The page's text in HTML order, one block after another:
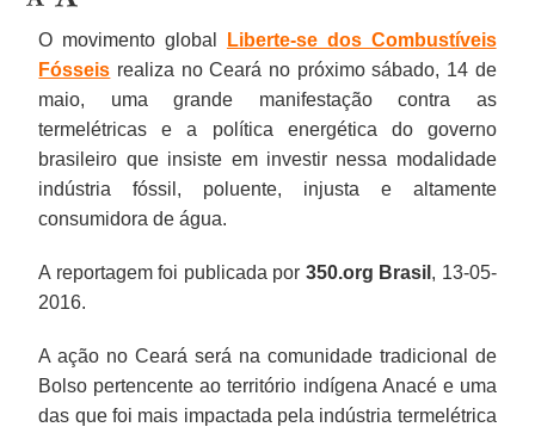
O movimento global
Liberte-se dos Combustíveis
Fósseis realiza no Ceará no próximo sábado, 14 de
maio, uma grande manifestação contra as
termelétricas e a política energética do governo
brasileiro que insiste em investir nessa modalidade
indústria fóssil, poluente, injusta e altamente
consumidora de água.
A reportagem foi publicada por 350.org Brasil , 13-05-
2016.
A ação no Ceará será na comunidade tradicional de
Bolso pertencente ao território indígena Anacé e uma
das que foi mais impactada pela indústria termelétrica